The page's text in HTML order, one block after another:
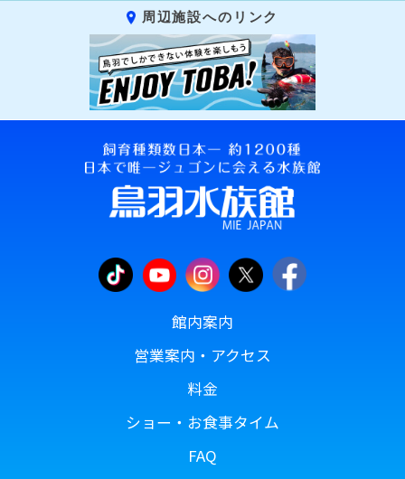
周辺施設へのリンク
館内案内
営業案内・アクセス
料金
ショー・お食事タイム
FAQ